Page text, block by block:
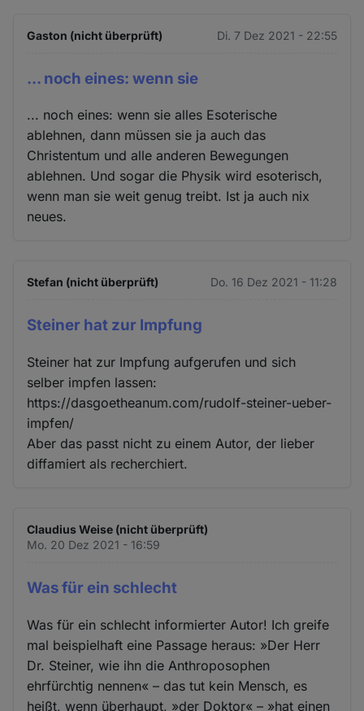
Gaston (nicht überprüft) Di. 7 Dez 2021 - 22:55
... noch eines: wenn sie
... noch eines: wenn sie alles Esoterische
ablehnen, dann müssen sie ja auch das
Christentum und alle anderen Bewegungen
ablehnen. Und sogar die Physik wird esoterisch,
wenn man sie weit genug treibt. Ist ja auch nix
neues.
Stefan (nicht überprüft) Do. 16 Dez 2021 - 11:28
Steiner hat zur Impfung
Steiner hat zur Impfung aufgerufen und sich
selber impfen lassen:
https://dasgoetheanum.com/rudolf-steiner-ueber-
impfen/
Aber das passt nicht zu einem Autor, der lieber
diffamiert als recherchiert.
Claudius Weise (nicht überprüft)
Mo. 20 Dez 2021 - 16:59
Was für ein schlecht
Was für ein schlecht informierter Autor! Ich greife
mal beispielhaft eine Passage heraus: »Der Herr
Dr. Steiner, wie ihn die Anthroposophen
ehrfürchtig nennen« – das tut kein Mensch, es
heißt, wenn überhaupt, »der Doktor« – »hat einen